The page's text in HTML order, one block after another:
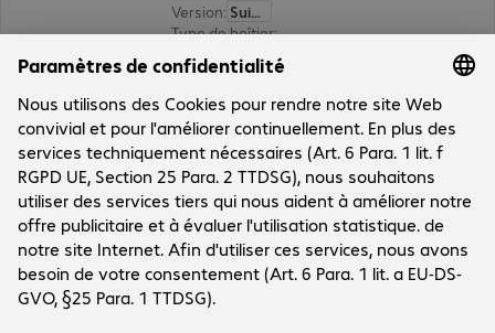
Version:
Suisse
Type de boîtier:tout-en-un
Modèle de processeur
Intel Core i5-8500T, 2,1
1 sur 1 résultat
Afficher plus
Le groupe